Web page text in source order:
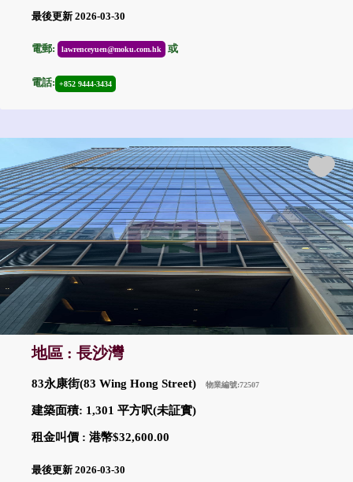
最後更新 2026-03-30
電郵: lawrenceyuen@moku.com.hk 或
電話: +852 9444-3434
地區 : 長沙灣
83永康街(83 Wing Hong Street) 物業編號:72507
建築面積: 1,301 平方呎(未証實)
租金叫價 : 港幣$32,600.00
最後更新 2026-03-30